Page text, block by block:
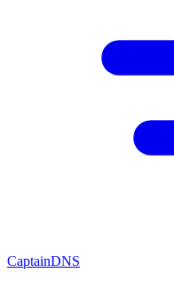
CaptainDNS